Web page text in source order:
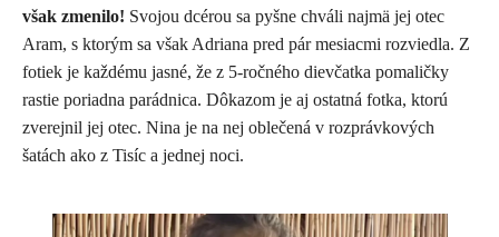
však zmenilo! Svojou dcérou sa pyšne chváli najmä jej otec
Aram, s ktorým sa však Adriana pred pár mesiacmi rozviedla. Z
fotiek je každému jasné, že z 5-ročného dievčatka pomaličky
rastie poriadna parádnica. Dôkazom je aj ostatná fotka, ktorú
zverejnil jej otec. Nina je na nej oblečená v rozprávkových
šatách ako z Tisíc a jednej noci.